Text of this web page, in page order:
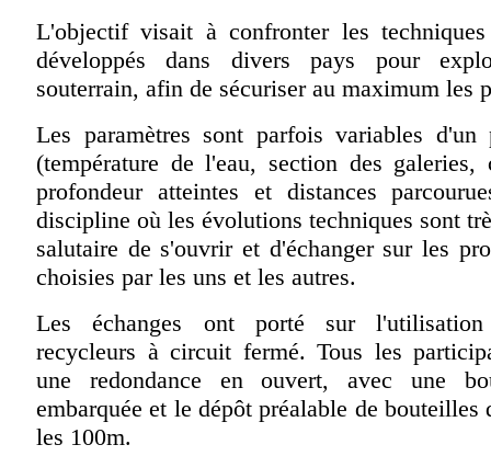
L'objectif visait à confronter les
développés dans divers pays pour
souterrain, afin de sécuriser au maximum les
Les paramètres sont parfois variables d'un
(température de l'eau, section des galeries,
profondeur atteintes et distances
discipline où les évolutions techniques sont
salutaire de s'ouvrir et d'échanger sur les
choisies par les uns et les autres.
Les échanges ont porté sur l'utilisation
recycleurs à circuit fermé. Tous les
une redondance en ouvert, avec une
embarquée et le dépôt préalable de bouteilles
les 100m.